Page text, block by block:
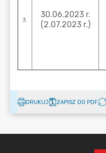
DRUKUJ ZAPISZ DO PDF